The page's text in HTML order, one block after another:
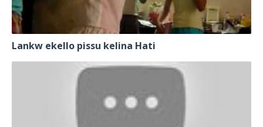
Lankw ekello pissu kelina Hati